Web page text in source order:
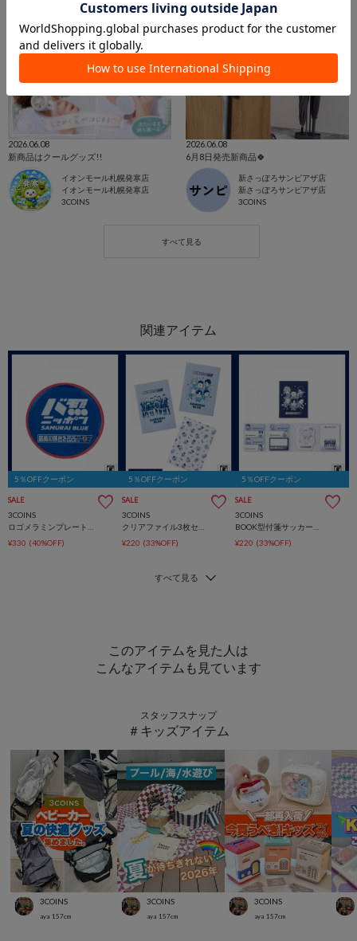
2026.06.08
新商品はクールグッズ!!
イオンモール札幌発寒店
イオンモール札幌発寒店
3COINS
2026.06.08
6月8日発売新商品🍀
新さっぽろサンピアザ店
新さっぽろサンピアザ店
3COINS
5％OFFクーポン
SALE
3COINS
¥330 (40%OFF)
5％OFFクーポン
SALE
3COINS
¥220 (33%OFF)
5％OFFクーポン
SALE
3COINS
¥220 (33%OFF)
このアイテムを見た人は
こんなアイテムも見ています
スタッフスナップ
＃キッズアイテム
3COINS
aya 157cm
3COINS
aya 157cm
3COINS
aya 157cm